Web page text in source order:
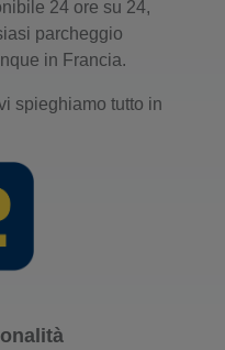
24 ore su 24,
parcheggio
in Francia.
spieghiamo tutto in